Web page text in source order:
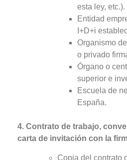
esta ley, etc.).
Entidad
I+D+i
Organismo
o privado
Órgano o
superior e
Escuela de
España.
4. Contrato de trabajo,
carta de invitación con la
Copia del contrato